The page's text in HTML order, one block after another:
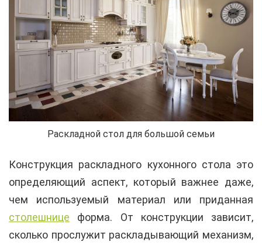
Раскладной стол для большой семьи
Конструкция раскладного кухонного стола это
определяющий аспект, который важнее даже,
чем используемый материал или приданная
столешнице форма. От конструкции зависит,
сколько прослужит раскладывающий механизм,